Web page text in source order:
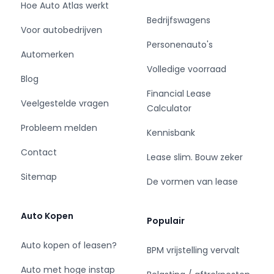
www.lenferink.nl
jhondebrink@lenferink.nl
Al onze prijzen zijn exclusief BTW en BPM tenzij
De genoemde prijs is een meeneemprijs.
U kunt kiezen voor een afleverpakket:
Pakket A €695
Nieuwe APK indien auto ouder is dan 3 jaar
Kleine beurt
Tenaamstelling kenteken
Nieuwe APK indien auto ouder is dan 3 jaar
Grote beurt (alle filters + olie)
Poetsen
Hoe Auto Atlas werkt
Voor autobedrijven
Automerken
Blog
Veelgestelde vragen
Probleem melden
Contact
Sitemap
Auto Kopen
Auto kopen of leasen?
Auto met hoge instap
Bedrijfswagens
Personenauto's
Volledige voorraad
Financial Lease
Calculator
Kennisbank
Lease slim. Bouw zeker
De vormen van lease
Populair
BPM vrijstelling vervalt